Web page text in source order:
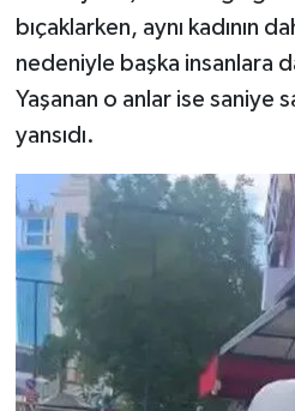
bıçaklarken, aynı kadının
nedeniyle başka insanlara
Yaşanan o anlar ise saniye
yansıdı.